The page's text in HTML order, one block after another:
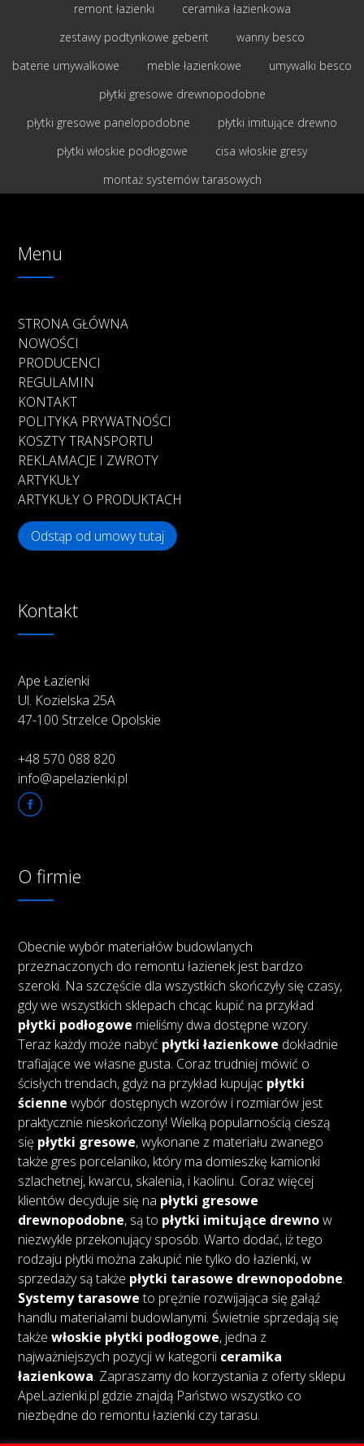
remont łazienki
ceramika łazienkowa
zestawy podtynkowe geberit
wanny besco
baterie umywalkowe
meble łazienkowe
umywalki besco
płytki gresowe drewnopodobne
płytki gresowe panelopodobne
płytki imitujące drewno
płytki włoskie podłogowe
cisa włoskie gresy
montaż systemów tarasowych
Menu
STRONA GŁÓWNA
NOWOŚCI
PRODUCENCI
REGULAMIN
KONTAKT
POLITYKA PRYWATNOŚCI
KOSZTY TRANSPORTU
REKLAMACJE I ZWROTY
ARTYKUŁY
ARTYKUŁY O PRODUKTACH
Odstąp od umowy tutaj
Kontakt
Ape Łazienki
Ul. Kozielska 25A
47-100 Strzelce Opolskie
+48 570 088 820
info@apelazienki.pl
O firmie
Obecnie wybór materiałów budowlanych
przeznaczonych do remontu łazienek jest bardzo
szeroki. Na szczęście dla wszystkich skończyły się czasy,
gdy we wszystkich sklepach chcąc kupić na przykład
płytki podłogowe mieliśmy dwa dostępne wzory.
Teraz każdy może nabyć płytki łazienkowe dokładnie
trafiające we własne gusta. Coraz trudniej mówić o
ścisłych trendach, gdyż na przykład kupując płytki
ścienne wybór dostępnych wzorów i rozmiarów jest
praktycznie nieskończony! Wielką popularnością cieszą
się płytki gresowe, wykonane z materiału zwanego
także gres porcelaniko, który ma domieszkę kamionki
szlachetnej, kwarcu, skalenia, i kaolinu. Coraz więcej
klientów decyduje się na płytki gresowe
drewnopodobne, są to płytki imitujące drewnow
niezwykle przekonujący sposób. Warto dodać, iż tego
rodzaju płytki można zakupić nie tylko do łazienki, w
sprzedaży są także płytki tarasowe drewnopodobne.
Systemy tarasoweto prężnie rozwijająca się gałąź
handlu materiałami budowlanymi. Świetnie sprzedają się
takżewłoskie płytki podłogowe, jedna z
najważniejszych pozycji w kategorii ceramika
łazienkowa. Zapraszamy do korzystania z oferty sklepu
ApeLazienki.pl gdzie znajdą Państwo wszystko co
niezbędne do remontu łazienki czy tarasu.